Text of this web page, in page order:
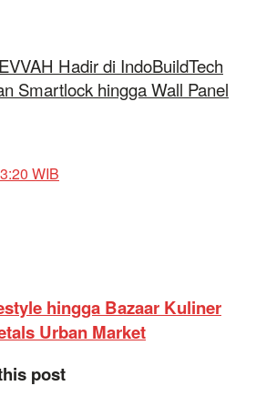
Hadir di IndoBuildTech
Smartlock hingga Wall Panel
WIB
hingga Bazaar Kuliner
Urban Market
post